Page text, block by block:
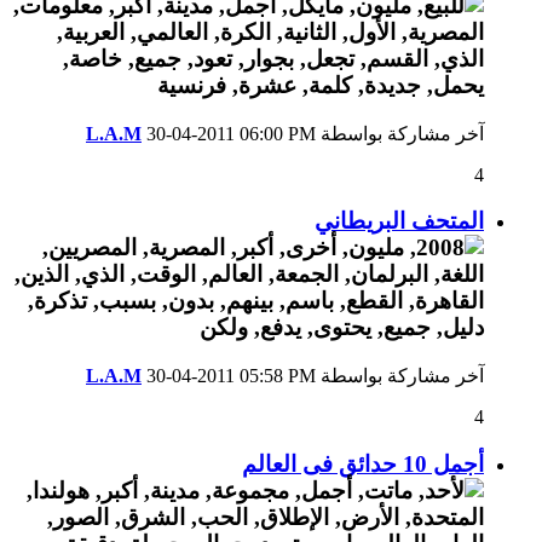
آخر مشاركة بواسطة L.A.M 30-04-2011 06:00 PM
4
المتحف البريطاني
آخر مشاركة بواسطة L.A.M 30-04-2011 05:58 PM
4
أجمل 10 حدائق فى العالم